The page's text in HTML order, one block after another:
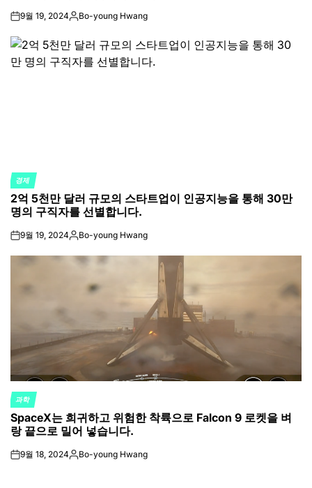
on9월 19, 2024Posted
Bo-young Hwang
POSTED
IN
경제
2억 5천만 달러 규모의 스타트업이 인공지능을 통해 30만
명의 구직자를 선별합니다.
on9월 19, 2024Posted
Bo-young Hwang
POSTED
IN
과학
SpaceX는 희귀하고 위험한 착륙으로 Falcon 9 로켓을 벼
랑 끝으로 밀어 넣습니다.
on9월 18, 2024Posted
Bo-young Hwang